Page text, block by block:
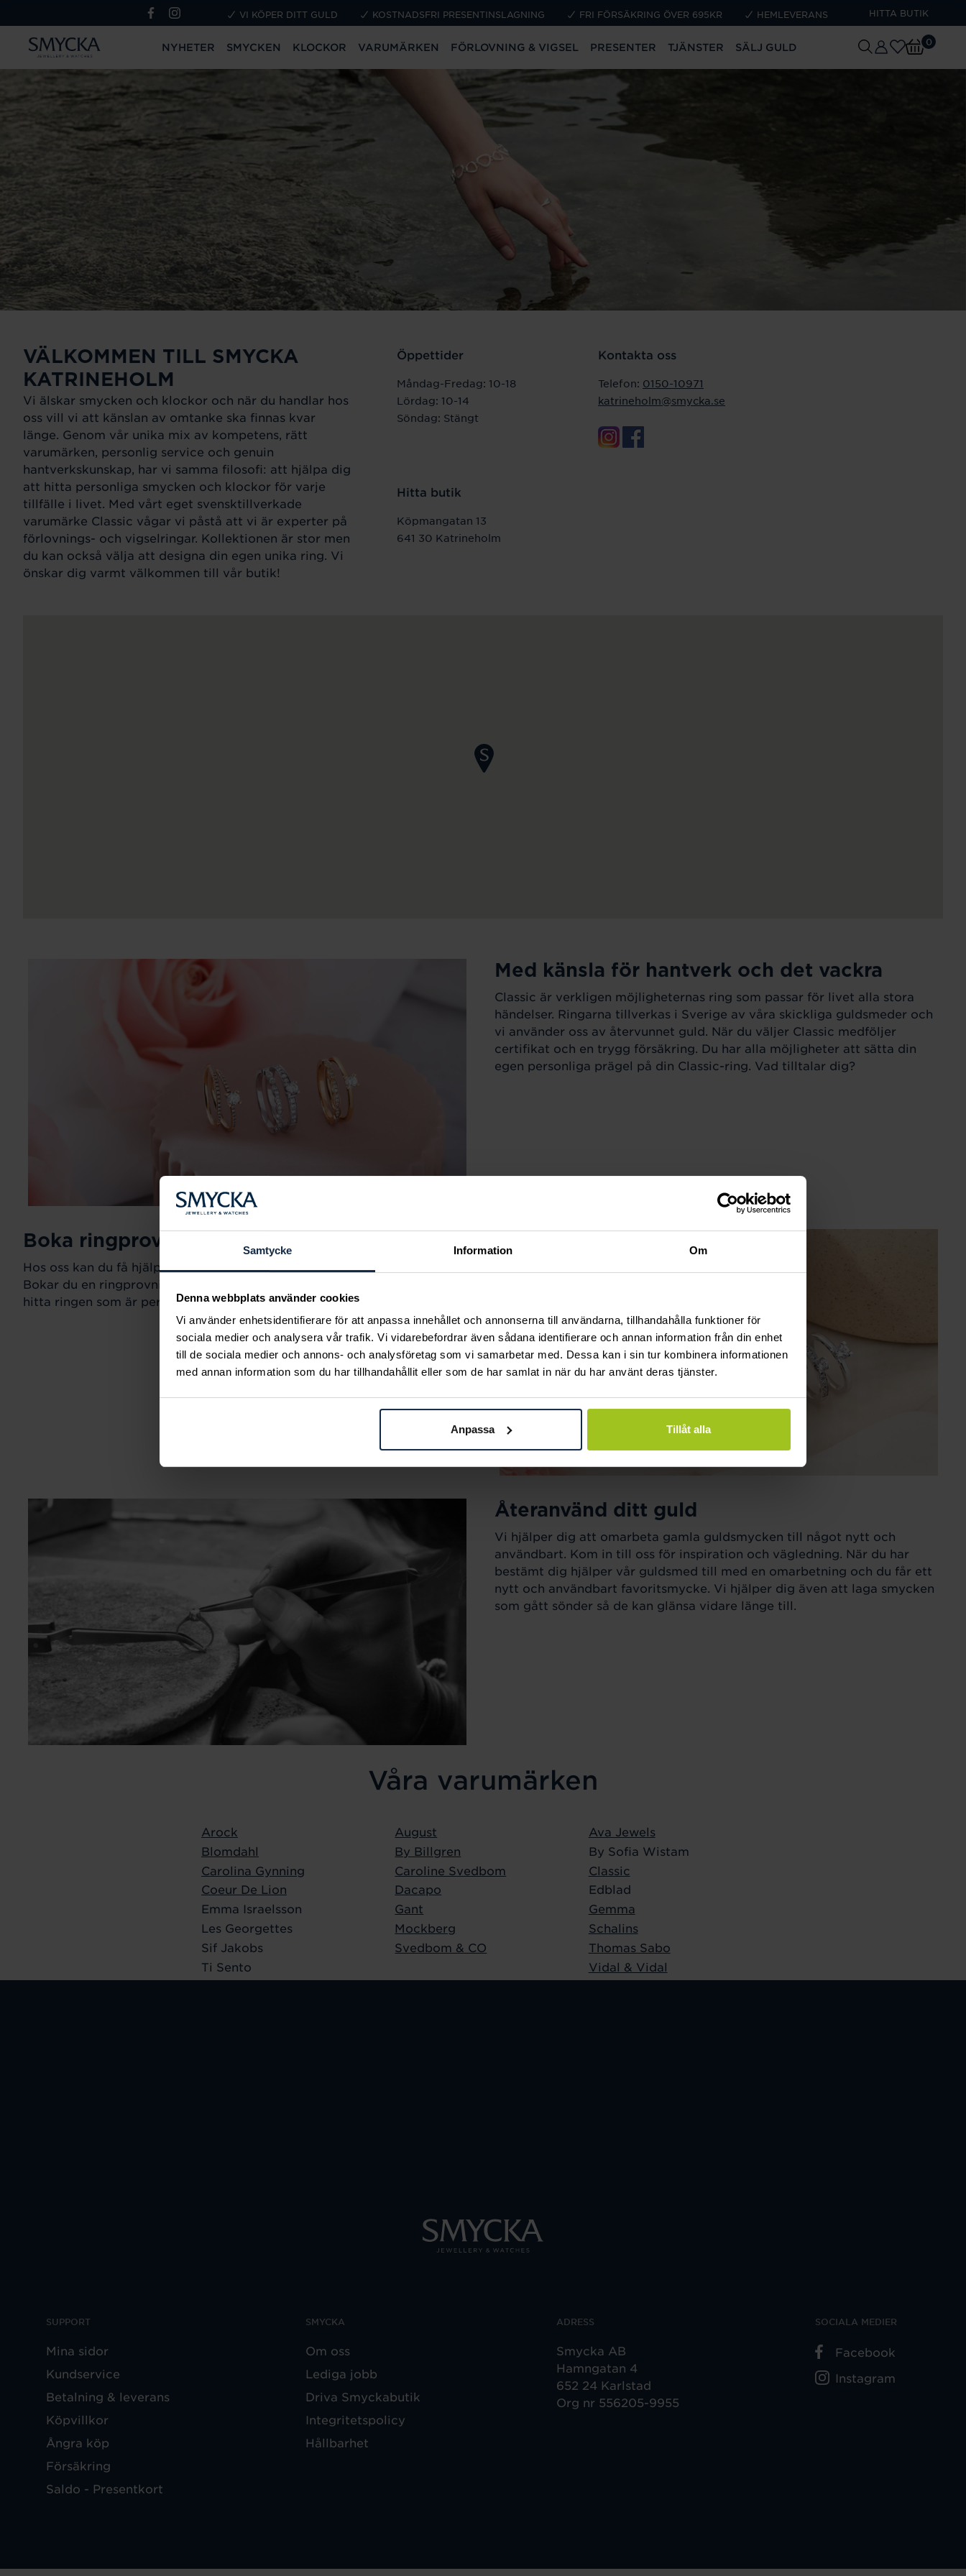
Samtycke Information Om
Denna webbplats använder cookies
Vi använder enhetsidentifierare för att anpassa innehållet och annonserna till användarna, tillhandahålla funktioner för
sociala medier och analysera vår trafik. Vi vidarebefordrar även sådana identifierare och annan information från din enhet
till de sociala medier och annons- och analysföretag som vi samarbetar med. Dessa kan i sin tur kombinera informationen
med annan information som du har tillhandahållit eller som de har samlat in när du har använt deras tjänster.
Anpassa Tillåt alla
VI KÖPER DITT GULD KOSTNADSFRI PRESENTINSLAGNING FRI FÖRSÄKRING ÖVER 695KR HEMLEVERANS HITTA BUTIK
NYHETER SMYCKEN KLOCKOR VARUMÄRKEN FÖRLOVNING & VIGSEL PRESENTER TJÄNSTER SÄLJ GULD 0
VÄLKOMMEN TILL SMYCKA
KATRINEHOLM
Vi älskar smycken och klockor och när du handlar hos
oss vill vi att känslan av omtanke ska finnas kvar
länge. Genom vår unika mix av kompetens, rätt
varumärken, personlig service och genuin
hantverkskunskap, har vi samma filosofi: att hjälpa dig
att hitta personliga smycken och klockor för varje
tillfälle i livet. Med vårt eget svensktillverkade
varumärke Classic vågar vi påstå att vi är experter på
förlovnings- och vigselringar. Kollektionen är stor men
du kan också välja att designa din egen unika ring. Vi
önskar dig varmt välkommen till vår butik!
Öppettider
Måndag-Fredag: 10-18
Lördag: 10-14
Söndag: Stängt
Kontakta oss
Telefon: 0150-10971
katrineholm@smycka.se
Hitta butik
Köpmangatan 13
641 30 Katrineholm
Med känsla för hantverk och det vackra
Classic är verkligen möjligheternas ring som passar för livet alla stora
händelser. Ringarna tillverkas i Sverige av våra skickliga guldsmeder och
vi använder oss av återvunnet guld. När du väljer Classic medföljer
certifikat och en trygg försäkring. Du har alla möjligheter att sätta din
egen personliga prägel på din Classic-ring. Vad tilltalar dig?
Boka ringprovning
Hos oss kan du få hjälp att hitta just din drömring för varje tillfälle i livet.
Bokar du en ringprovning går vi gemensamt igenom sortimentet för att
hitta ringen som är perfekt för just din stil och smak.
Återanvänd ditt guld
Vi hjälper dig att omarbeta gamla guldsmycken till något nytt och
användbart. Kom in till oss för inspiration och vägledning. När du har
bestämt dig hjälper vår guldsmed till med en omarbetning och du får ett
nytt och användbart favoritsmycke. Vi hjälper dig även att laga smycken
som gått sönder så de kan glänsa vidare länge till.
Våra varumärken
Arock August
Ava Jewels
Blomdahl
By Billgren
By Sofia Wistam
Carolina Gynning
Caroline Svedbom
Classic
Coeur De Lion
Dacapo
Edblad
Emma Israelsson
Gant
Gemma
Les Georgettes
Mockberg
Schalins
Sif Jakobs
Svedbom & CO
Thomas Sabo
Ti Sento
Vidal & Vidal
SUPPORT
Mina sidor
Kundservice
Betalning & leverans
Köpvillkor
Ångra köp
Försäkring
Saldo - Presentkort
SMYCKA
Om oss
Lediga jobb
Driva Smyckabutik
Integritetspolicy
Hållbarhet
ADRESS
Smycka AB
Hamngatan 4
652 24 Karlstad
Org nr 556205-9955
SOCIALA MEDIER
Facebook
Instagram